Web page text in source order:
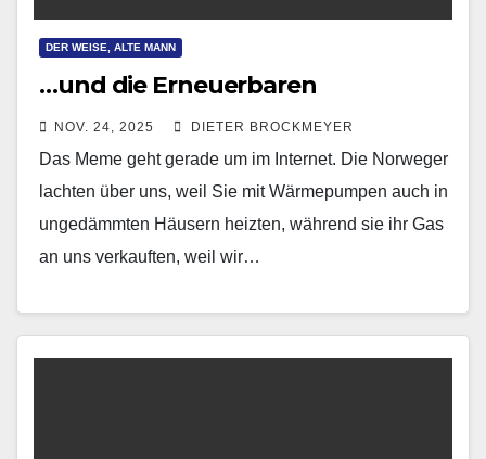
DER WEISE, ALTE MANN
…und die Erneuerbaren
NOV. 24, 2025 DIETER BROCKMEYER
Das Meme geht gerade um im Internet. Die Norweger
lachten über uns, weil Sie mit Wärmepumpen auch in
ungedämmten Häusern heizten, während sie ihr Gas
an uns verkauften, weil wir…